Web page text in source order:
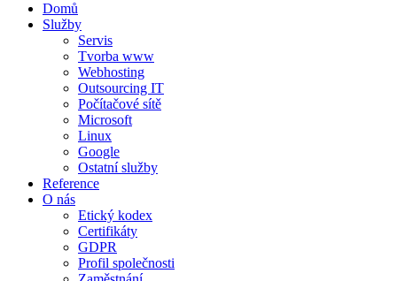
Domů
Služby
Servis
Tvorba www
Webhosting
Outsourcing IT
Počítačové sítě
Microsoft
Linux
Google
Ostatní služby
Reference
O nás
Etický kodex
Certifikáty
GDPR
Profil společnosti